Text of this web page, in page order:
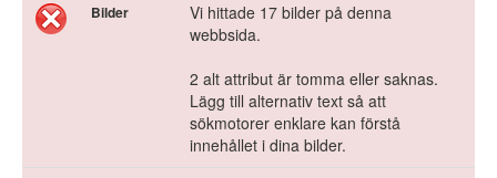
Bilder
Vi hittade 17 bilder på denna
webbsida.
2 alt attribut är tomma eller saknas.
Lägg till alternativ text så att
sökmotorer enklare kan förstå
innehållet i dina bilder.